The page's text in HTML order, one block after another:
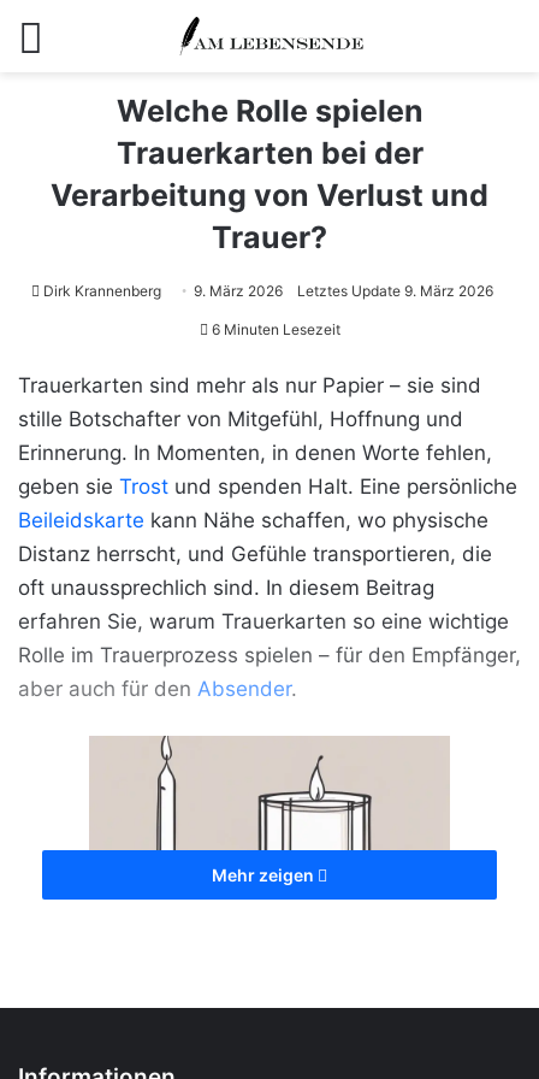
Welche Rolle spielen
Trauerkarten bei der
Verarbeitung von Verlust und
Trauer?
Dirk Krannenberg 9. März 2026 Letztes Update 9. März 2026
6 Minuten Lesezeit
Trauerkarten sind mehr als nur Papier – sie sind
stille Botschafter von Mitgefühl, Hoffnung und
Erinnerung. In Momenten, in denen Worte fehlen,
geben sie Trost und spenden Halt. Eine persönliche
Beileidskarte kann Nähe schaffen, wo physische
Distanz herrscht, und Gefühle transportieren, die
oft unaussprechlich sind. In diesem Beitrag
erfahren Sie, warum Trauerkarten so eine wichtige
Rolle im Trauerprozess spielen – für den Empfänger,
aber auch für den Absender.
Mehr zeigen